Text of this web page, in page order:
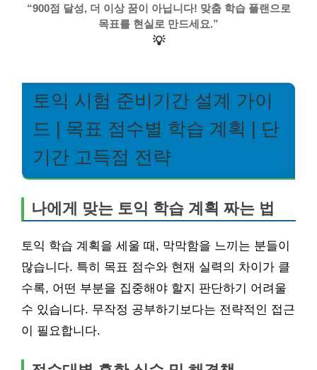
“900점 달성, 더 이상 꿈이 아닙니다! 맞춤 학습 플랜으로
목표를 현실로 만드세요.”
💡
토익 시험 준비기간 설계 가이
드 | 목표 점수별 학습 계획 | 단
기간 고득점 전략
나에게 맞는 토익 학습 계획 짜는 법
토익 학습 계획을 세울 때, 막막함을 느끼는 분들이
많습니다. 특히 목표 점수와 현재 실력의 차이가 클
수록, 어떤 부분을 집중해야 할지 판단하기 어려울
수 있습니다. 무작정 공부하기보다는 전략적인 접근
이 필요합니다.